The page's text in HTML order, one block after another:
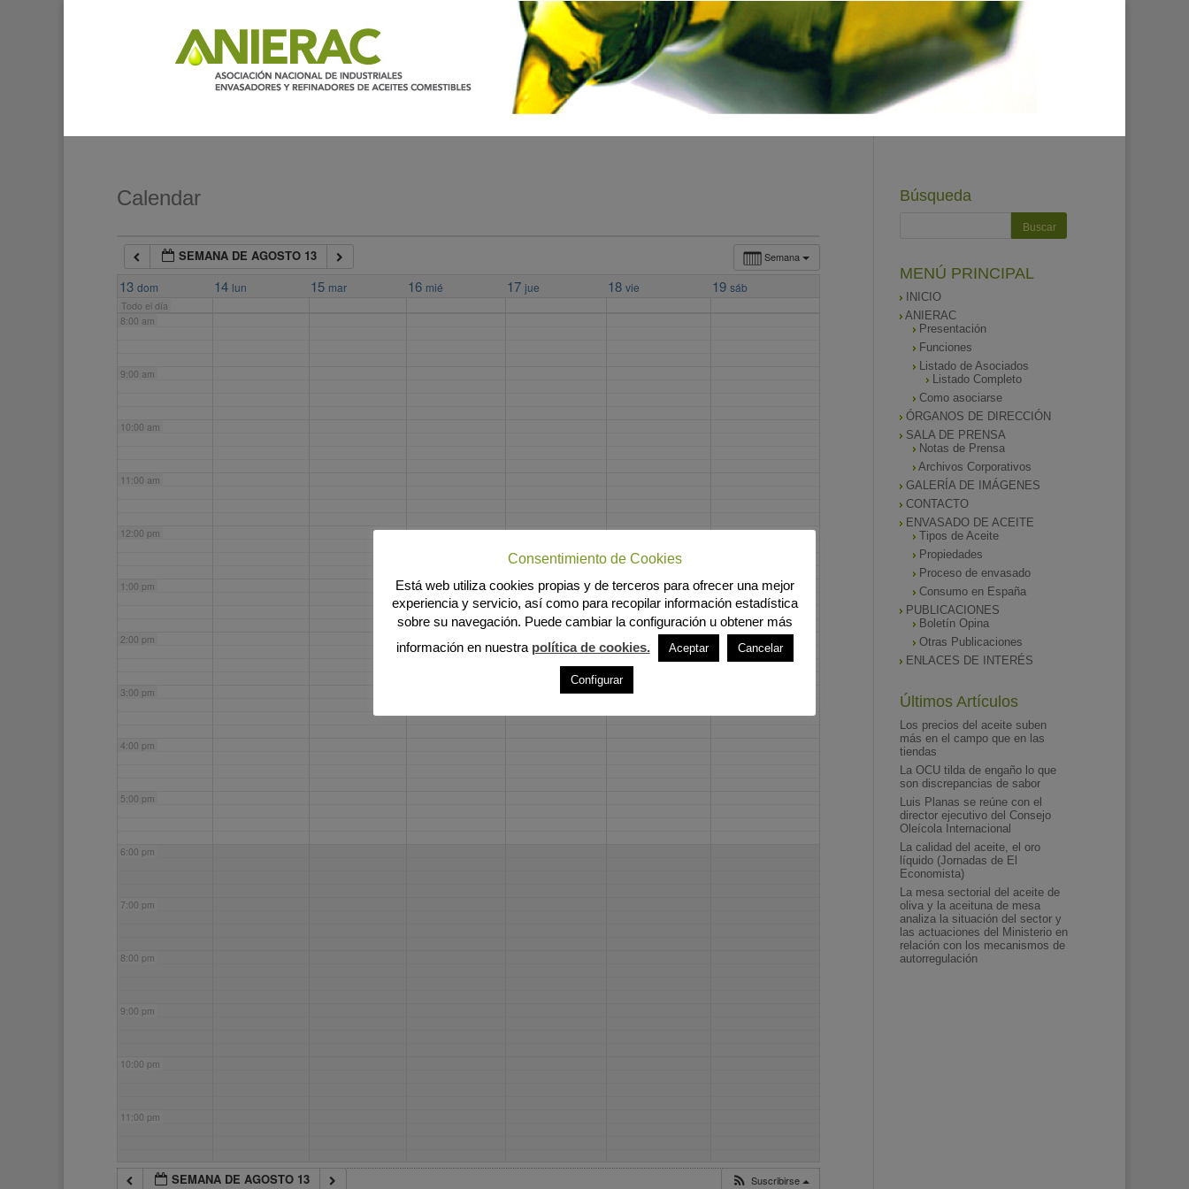
Calendar
Semana
SEMANA DE AGOSTO 13
13 dom 14 lun 15 mar 16 mié 17 jue 18 vie 19 sáb
Todo el día
7:00 am
8:00 am
9:00 am
10:00 am
11:00 am
12:00 pm
1:00 pm
2:00 pm
3:00 pm
4:00 pm
5:00 pm
6:00 pm
7:00 pm
8:00 pm
9:00 pm
10:00 pm
11:00 pm
SEMANA DE AGOSTO 13 Suscribirse
Búsqueda
MENÚ PRINCIPAL
INICIO
ANIERAC
Presentación
Funciones
Listado de Asociados
Listado Completo
Como asociarse
ÓRGANOS DE DIRECCIÓN
SALA DE PRENSA
Notas de Prensa
Archivos Corporativos
GALERÍA DE IMÁGENES
CONTACTO
ENVASADO DE ACEITE
Tipos de Aceite
Propiedades
Proceso de envasado
Consumo en España
PUBLICACIONES
Boletín Opina
Otras Publicaciones
ENLACES DE INTERÉS
Últimos Artículos
Los precios del aceite suben
más en el campo que en las
tiendas
La OCU tilda de engaño lo que
son discrepancias de sabor
Luis Planas se reúne con el
director ejecutivo del Consejo
Oleícola Internacional
La calidad del aceite, el oro
líquido (Jornadas de El
Economista)
La mesa sectorial del aceite de
oliva y la aceituna de mesa
analiza la situación del sector y
las actuaciones del Ministerio en
relación con los mecanismos de
autorregulación
Consentimiento de Cookies
Está web utiliza cookies propias y de terceros para ofrecer una mejor
experiencia y servicio, así como para recopilar información estadística
sobre su navegación. Puede cambiar la configuración u obtener más
información en nuestra política de cookies. Aceptar Cancelar
Configurar